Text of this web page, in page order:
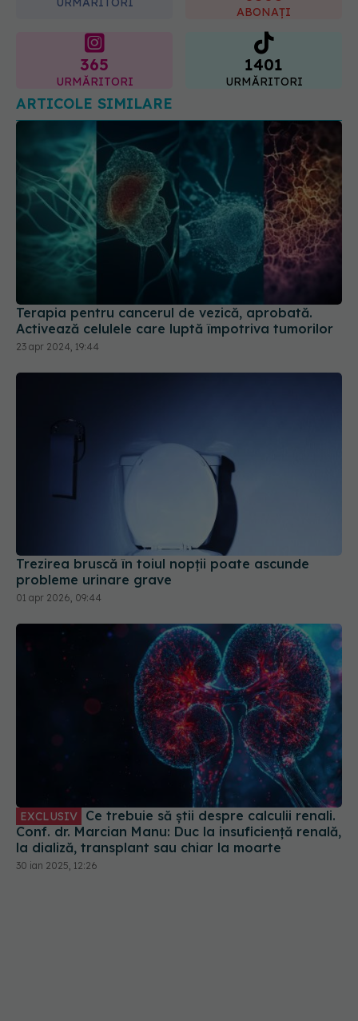
365
URMĂRITORI
1401
URMĂRITORI
ARTICOLE SIMILARE
Terapia pentru cancerul de vezică, aprobată.
Activează celulele care luptă împotriva tumorilor
23 apr 2024, 19:44
Trezirea bruscă în toiul nopții poate ascunde
probleme urinare grave
01 apr 2026, 09:44
Conf. dr. Marcian Manu: Duc la insuficiență renală,
la dializă, transplant sau chiar la moarte
30 ian 2025, 12:26